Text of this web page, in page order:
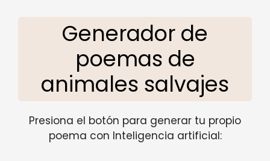
Generador de
poemas de
animales salvajes
Presiona el botón para generar tu propio
poema con Inteligencia artificial: